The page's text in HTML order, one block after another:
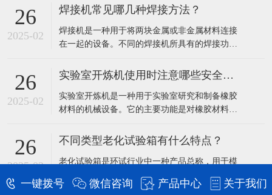
26
2025-02
焊接机常见哪几种焊接方法？
​焊接机是一种用于将两块金属或非金属材料连接
在一起的设备。不同的焊接机所具有的焊接功能
有以下几种：​熔焊：熔焊是一种焊接方法，它将
两个金属工件加热至熔点或接近熔点的温度，使
它们熔化并混合在一起，然后凝固后形成牢固的
接头。熔焊需要使用热源将金属加热到熔化状
26
2025-02
实验室开炼机使用时注意哪些安全问题？
​实验室开炼机是一种用于实验室研究和制备橡胶
材料的机械设备。它的主要功能是对橡胶材料进
的橡胶制品。使用时需要注意以下安全问题：​机
台操作人员必须经过安全教育、技术培训，了解
本设备的操作规程后方可上岗。上机前，操作人
员应穿戴好规则的劳保用品，如皮革护手腕、混
炼
26
2025-02
不同类型老化试验箱有什么特点？
​老化试验箱是环试行业中一种产品总称，用于模
是人工环境气候试验方法中较重要的一种。​老化
一键拨号 微信咨询 产品中心 关于我们